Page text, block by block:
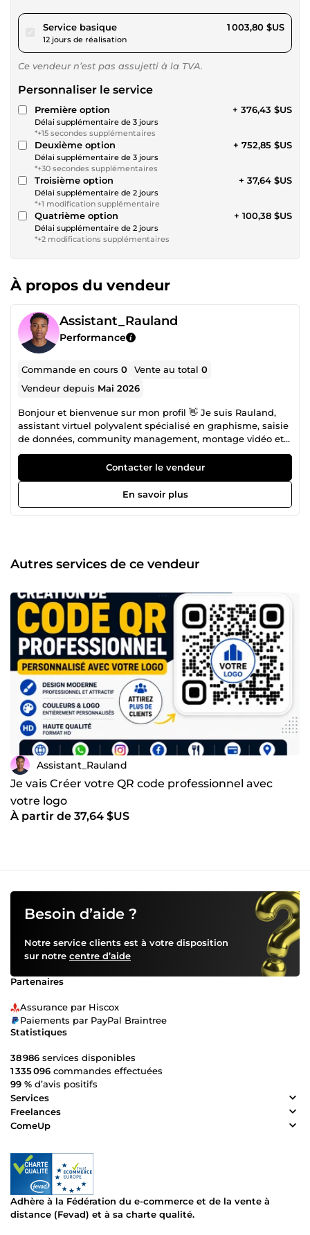
Service basiquepour 925,16 $US
12 jours de réalisation
1 003,80 $US
Ce vendeur n’est pas assujetti à la TVA.
Personnaliser le service
Première option
Délai supplémentaire de 3 jours
*+15 secondes supplémentaires
+ 376,43 $US
Deuxième option
Délai supplémentaire de 3 jours
*+30 secondes supplémentaires
+ 752,85 $US
Troisième option
Délai supplémentaire de 2 jours
*+1 modification supplémentaire
+ 37,64 $US
Quatrième option
Délai supplémentaire de 2 jours
*+2 modifications supplémentaires
+ 100,38 $US
À propos du vendeur
Assistant_Rauland
Performance
Commande en cours0 Vente au total0
Vendeur depuis Mai 2026
Bonjour et bienvenue sur mon profil 👋 Je suis Rauland,
assistant virtuel polyvalent spécialisé en graphisme, saisie
de données, community management, montage vidéo et
prospection commerciale. Créatif, organisé et orienté
résultats, je vous accompagne dans la gestion de votre
activité et le développement de votre présence digitale. 💼
Mes compétences principales : 🎨 Graphisme (création de
visuels pour réseaux sociaux et supports marketing) ⌨️
Reels, YouTube…) 📞 Prospection clients (recherche, prise de
contact et suivi commercial) 💻 Assistance virtuelle
Pourquoi me choisir ? ✔ Profil polyvalent et créatif ✔
Travail professionnel, rapide et soigné ✔ Bonne
communication et sens de l’organisation ✔ Respect des
délais et adaptabilité 🎯 Mon objectif est de vous aider à
améliorer votre visibilité, optimiser votre communication
digitale et développer efficacement votre activité grâce à
des services fiables et modernes. N’hésitez pas à me
contacter pour discuter de votre projet. Je serai ravi de
collaborer avec vous 🤝
Contacter le vendeur
En savoir plus
Autres services de ce vendeur
Assistant_Rauland
Je vais Créer votre QR code professionnel avec
votre logo
À partir de 37,64 $US
Besoin d’aide ?
Notre service clients est à votre disposition
sur notre centre d’aide
Partenaires
Assurance par Hiscox
Paiements par PayPal Braintree
Statistiques
38 986 services disponibles
1 335 096 commandes effectuées
99 % d’avis positifs
Services
Freelances
ComeUp
Adhère à la Fédération du e-commerce et de la vente à
distance (Fevad) et à sa charte qualité.